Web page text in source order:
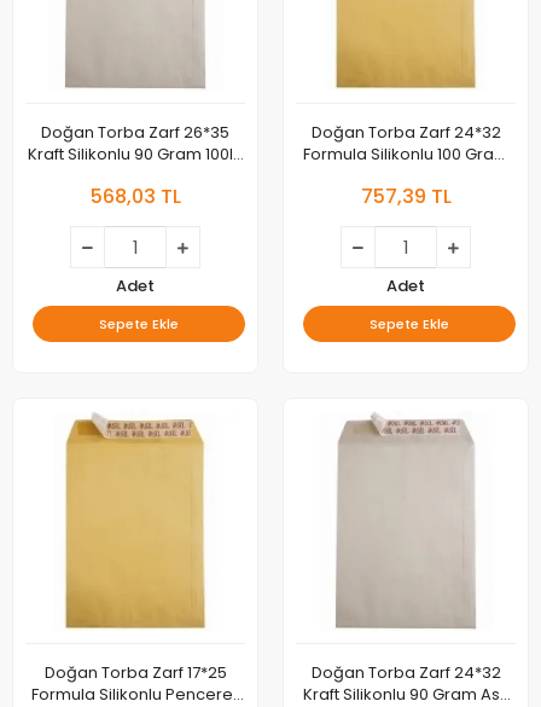
Doğan Torba Zarf 26*35
Kraft Silikonlu 90 Gram 100lü
568,03 TL
Adet
Sepete Ekle
Doğan Torba Zarf 24*32
Formula Silikonlu 100 Gram
757,39 TL
Adet
Sepete Ekle
Doğan Torba Zarf 17*25
Formula Silikonlu Pencereli
Doğan Torba Zarf 24*32
Kraft Silikonlu 90 Gram As-